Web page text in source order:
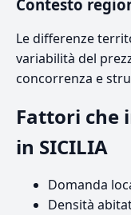
Contesto
Le differenze
variabilità del
concorrenza e
Fattori che
in SICILIA
Domanda
Densità